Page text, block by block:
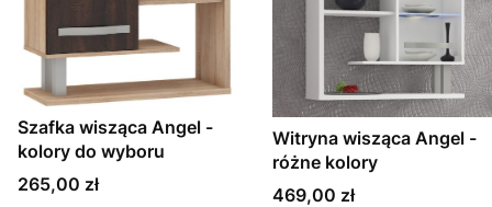
Szafka wisząca Angel -
kolory do wyboru
Cena
265,00 zł
Witryna wisząca Angel -
różne kolory
Cena
469,00 zł